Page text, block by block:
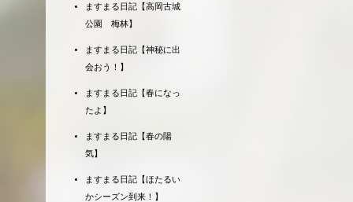
ますまる日記【高岡古城
公園 梅林】
ますまる日記【神秘に出
会おう！】
ますまる日記【春になっ
たよ】
ますまる日記【春の陽
気】
ますまる日記【ほたるい
かシーズン到来！】